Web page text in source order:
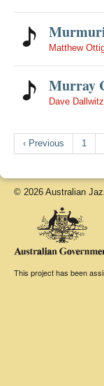
Matthew
Murray
Dave Dallwitz
‹ Previous 1
© 2026 Australian
This project has been